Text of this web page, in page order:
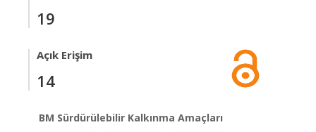
19
Açık Erişim
14
BM Sürdürülebilir Kalkınma Amaçları